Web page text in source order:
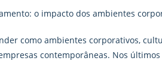
como ambientes corporativos,
contemporâneas. Nos